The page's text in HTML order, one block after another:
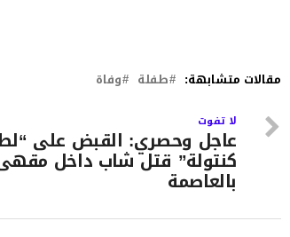
مقالات متشابهة: طفلة وفاة
لا تفوت
عاجل وحصري: القبض على
كنتولة” قتل شاب داخل
بالعاصمة